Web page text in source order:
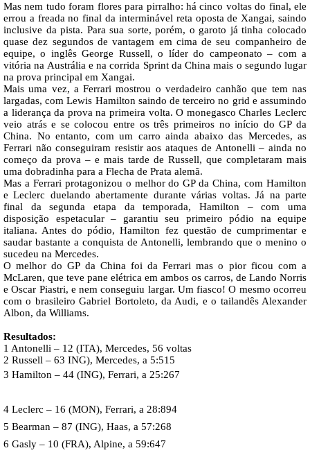
Mas nem tudo foram flores para pirralho: há cinco voltas do final, ele
errou a freada no final da interminável reta oposta de Xangai, saindo
inclusive da pista. Para sua sorte, porém, o garoto já tinha colocado
quase dez segundos de vantagem em cima de seu companheiro de
equipe, o inglês George Russell, o líder do campeonato – com a
vitória na Austrália e na corrida Sprint da China mais o segundo lugar
na prova principal em Xangai.
Mais uma vez, a Ferrari mostrou o verdadeiro canhão que tem nas
largadas, com Lewis Hamilton saindo de terceiro no grid e assumindo
a liderança da prova na primeira volta. O monegasco Charles Leclerc
veio atrás e se colocou entre os três primeiros no início do GP da
China. No entanto, com um carro ainda abaixo das Mercedes, as
Ferrari não conseguiram resistir aos ataques de Antonelli – ainda no
começo da prova – e mais tarde de Russell, que completaram mais
uma dobradinha para a Flecha de Prata alemã.
Mas a Ferrari protagonizou o melhor do GP da China, com Hamilton
e Leclerc duelando abertamente durante várias voltas. Já na parte
final da segunda etapa da temporada, Hamilton – com uma
disposição espetacular – garantiu seu primeiro pódio na equipe
italiana. Antes do pódio, Hamilton fez questão de cumprimentar e
saudar bastante a conquista de Antonelli, lembrando que o menino o
sucedeu na Mercedes.
O melhor do GP da China foi da Ferrari mas o pior ficou com a
McLaren, que teve pane elétrica em ambos os carros, de Lando Norris
e Oscar Piastri, e nem conseguiu largar. Um fiasco! O mesmo ocorreu
com o brasileiro Gabriel Bortoleto, da Audi, e o tailandês Alexander
Albon, da Williams.
Resultados:
1 Antonelli – 12 (ITA), Mercedes, 56 voltas
2 Russell – 63 ING), Mercedes, a 5:515
3 Hamilton – 44 (ING), Ferrari, a 25:267
4 Leclerc – 16 (MON), Ferrari, a 28:894
5 Bearman – 87 (ING), Haas, a 57:268
6 Gasly – 10 (FRA), Alpine, a 59:647